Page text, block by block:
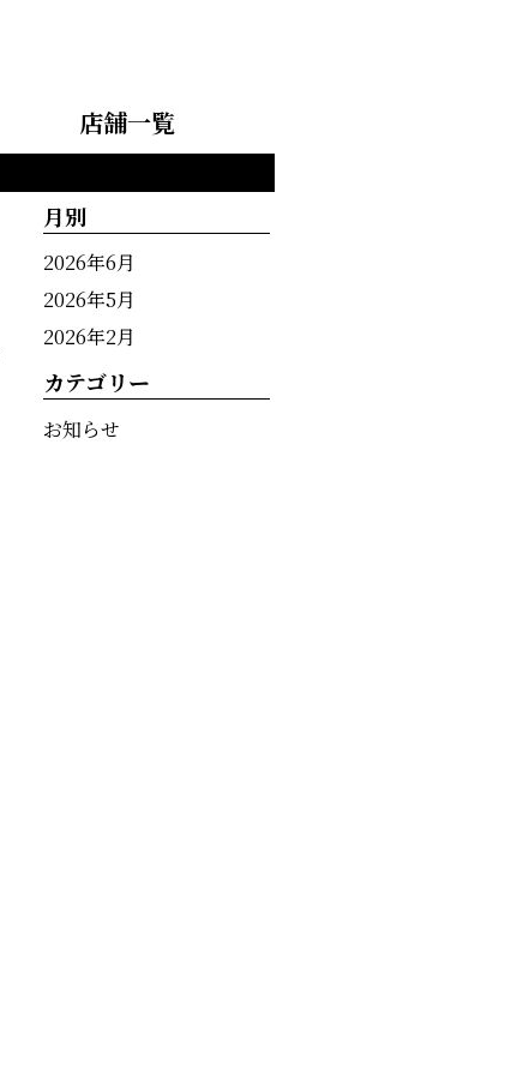
店舗一覧
月別
2026年6月
2026年5月
2026年2月
カテゴリー
お知らせ